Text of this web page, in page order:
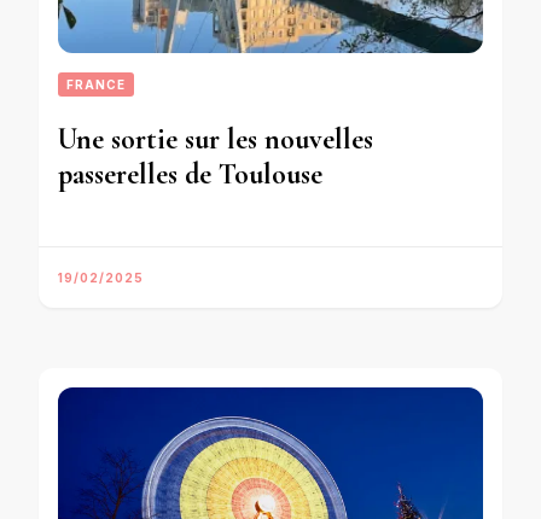
FRANCE
Une sortie sur les nouvelles
passerelles de Toulouse
19/02/2025